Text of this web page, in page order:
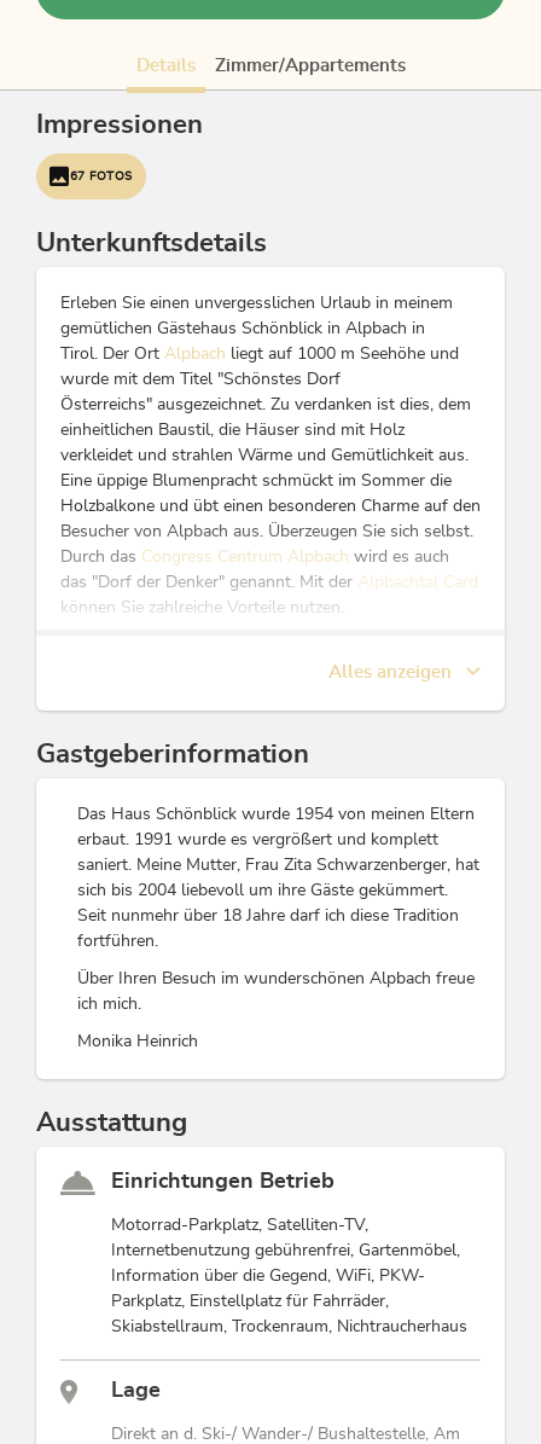
Details Zimmer/Appartements
Impressionen
67 FOTOS
Unterkunftsdetails
Erleben Sie einen unvergesslichen Urlaub in meinem
gemütlichen Gästehaus Schönblick in Alpbach in
Tirol. Der Ort Alpbach liegt auf 1000 m Seehöhe und
wurde mit dem Titel "Schönstes Dorf
Österreichs" ausgezeichnet. Zu verdanken ist dies, dem
einheitlichen Baustil, die Häuser sind mit Holz
verkleidet und strahlen Wärme und Gemütlichkeit aus.
Eine üppige Blumenpracht schmückt im Sommer die
Holzbalkone und übt einen besonderen Charme auf den
Besucher von Alpbach aus. Überzeugen Sie sich selbst.
Durch das Congress Centrum Alpbach wird es auch
das "Dorf der Denker" genannt. Mit der Alpbachtal Card
können Sie zahlreiche Vorteile nutzen.
Wohneinheiten (max. 10 Personen im Haus ) die
perfekte Unterbringung für Ihren Aufenthalt im Haus
einem einmaligen Blick auf die Tiroler Bergwelt
Mein Haus befindet sich in bester Lage in Alpbach,
eingebettet zwischen den Kitzbühler Alpen und den
Zillertaler Alpen - ein idealer Ausgangspunkt für Ihren
Aufenthalt. Mit derAlpbachtal Cardkönnen Sie
Sommer wie Winter zahlreiche Inklusivleistungen
Skigebiet Skijuwel Alpbach Wildschönau - eines der 10
großen Schigebiete Tirols - zum Wintergenuss ein.
Alpbachtal Card inklusive
Alpine Gastgeber Tirol
Alles anzeigen
Gastgeberinformation
Das Haus Schönblick wurde 1954 von meinen Eltern
erbaut. 1991 wurde es vergrößert und komplett
saniert. Meine Mutter, Frau Zita Schwarzenberger, hat
sich bis 2004 liebevoll um ihre Gäste gekümmert.
Seit nunmehr über 18 Jahre darf ich diese Tradition
fortführen.
Über Ihren Besuch im wunderschönen Alpbach freue
ich mich.
Monika Heinrich
Ausstattung
Einrichtungen Betrieb
Motorrad-Parkplatz, Satelliten-TV,
Internetbenutzung gebührenfrei, Gartenmöbel,
Information über die Gegend, WiFi, PKW-
Parkplatz, Einstellplatz für Fahrräder,
Skiabstellraum, Trockenraum, Nichtraucherhaus
Lage
Direkt an d. Ski-/ Wander-/ Bushaltestelle, Am